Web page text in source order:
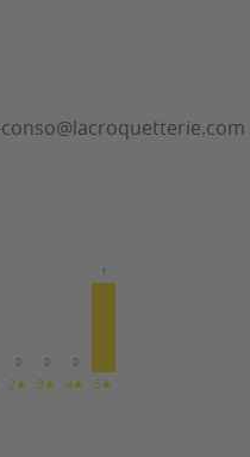
0
2★
0
3★
0
4★
1
5★